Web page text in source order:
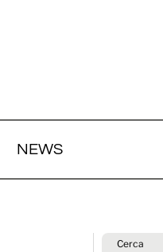
NEWS
Cerca